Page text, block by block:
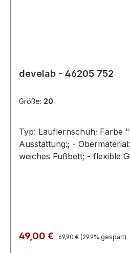
develab - 46205 752
Größe: 20
Typ: Lauflernschuh; Farbe
Ausstattung:; -
weiches Fußbett; - flexible
Verkaufspreis:
49,00 € Regulärer Preis:
69,90 € (29.9% gespart)